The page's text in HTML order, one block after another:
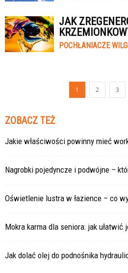
JAK
POCHŁANIACZE
1 2 3
ZOBACZ TEŻ
Jakie właściwości powinny mieć
Nagrobki pojedyncze i podwójne –
Oświetlenie lustra w łazience – co
Mokra karma dla seniora: jak
Jak dolać olej do podnośnika